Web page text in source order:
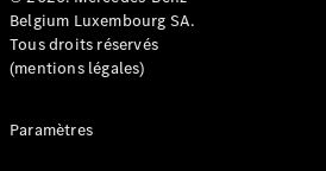
Belgium Luxembourg SA.
Tous droits réservés
(mentions légales)
Paramètres